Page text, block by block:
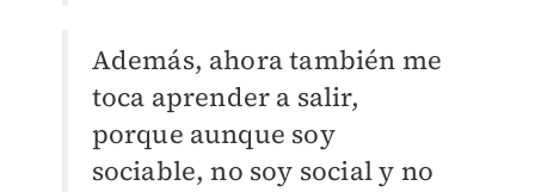
Además, ahora también me
toca aprender a salir,
porque aunque soy
sociable, no soy social y no